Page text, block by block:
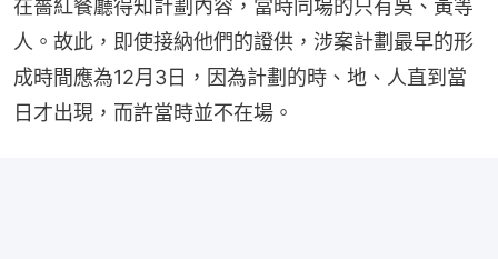
在薔紅餐廳得知計劃內容，當時同場的只有吳、黃等
人。故此，即使接納他們的證供，涉案計劃最早的形
成時間應為12月3日，因為計劃的時、地、人直到當
日才出現，而許當時並不在場。